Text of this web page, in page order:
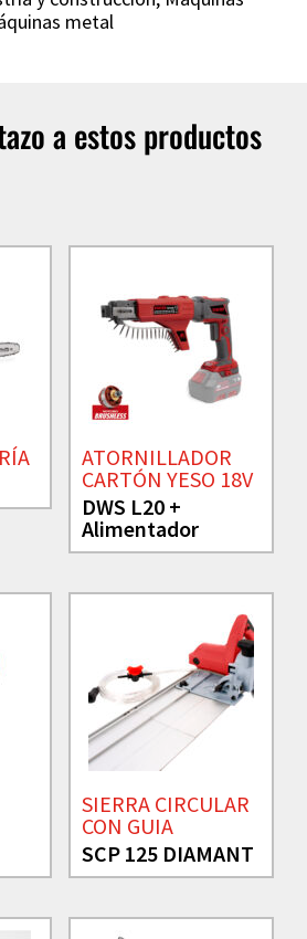
metal
a estos productos
ATORNILLADOR
CARTÓN YESO 18V
DWS L20 +
Alimentador
SIERRA CIRCULAR
CON GUIA
SCP 125 DIAMANT